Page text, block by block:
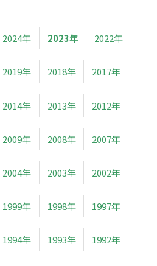
2024年 2023年 2022年
2019年 2018年 2017年
2014年 2013年 2012年
2009年 2008年 2007年
2004年 2003年 2002年
1999年 1998年 1997年
1994年 1993年 1992年